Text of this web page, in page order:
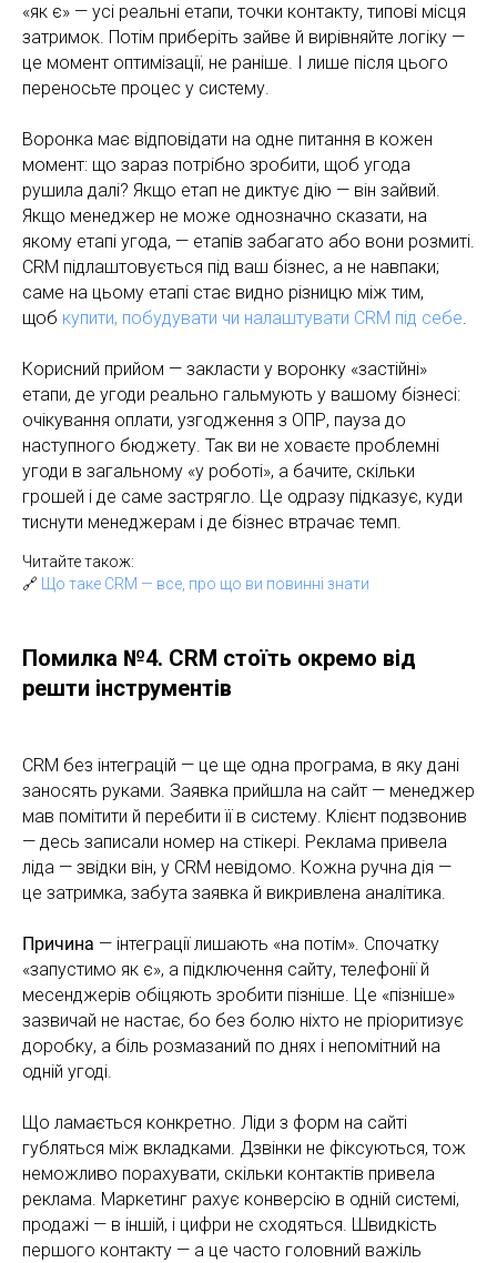
«як є» — усі реальні етапи, точки контакту, типові місця
затримок. Потім приберіть зайве й вирівняйте логіку —
це момент оптимізації, не раніше. І лише після цього
переносьте процес у систему.
Воронка має відповідати на одне питання в кожен
момент: що зараз потрібно зробити, щоб угода
рушила далі? Якщо етап не диктує дію — він зайвий.
Якщо менеджер не може однозначно сказати, на
якому етапі угода, — етапів забагато або вони розмиті.
CRM підлаштовується під ваш бізнес, а не навпаки;
саме на цьому етапі стає видно різницю між тим,
щоб купити, побудувати чи налаштувати CRM під себе.
Корисний прийом — закласти у воронку «застійні»
етапи, де угоди реально гальмують у вашому бізнесі:
очікування оплати, узгодження з OПР, пауза до
наступного бюджету. Так ви не ховаєте проблемні
угоди в загальному «у роботі», а бачите, скільки
грошей і де саме застрягло. Це одразу підказує, куди
тиснути менеджерам і де бізнес втрачає темп.
Читайте також:
🔗 Що таке CRM — все, про що ви повинні знати
Помилка №4. CRM стоїть окремо від
решти інструментів
CRM без інтеграцій — це ще одна програма, в яку дані
заносять руками. Заявка прийшла на сайт — менеджер
мав помітити й перебити її в систему. Клієнт подзвонив
— десь записали номер на стікері. Реклама привела
ліда — звідки він, у CRM невідомо. Кожна ручна дія —
це затримка, забута заявка й викривлена аналітика.
Причина — інтеграції лишають «на потім». Спочатку
«запустимо як є», а підключення сайту, телефонії й
месенджерів обіцяють зробити пізніше. Це «пізніше»
зазвичай не настає, бо без болю ніхто не пріоритизує
доробку, а біль розмазаний по днях і непомітний на
одній угоді.
Що ламається конкретно. Ліди з форм на сайті
губляться між вкладками. Дзвінки не фіксуються, тож
неможливо порахувати, скільки контактів привела
реклама. Маркетинг рахує конверсію в одній системі,
продажі — в іншій, і цифри не сходяться. Швидкість
першого контакту — а це часто головний важіль